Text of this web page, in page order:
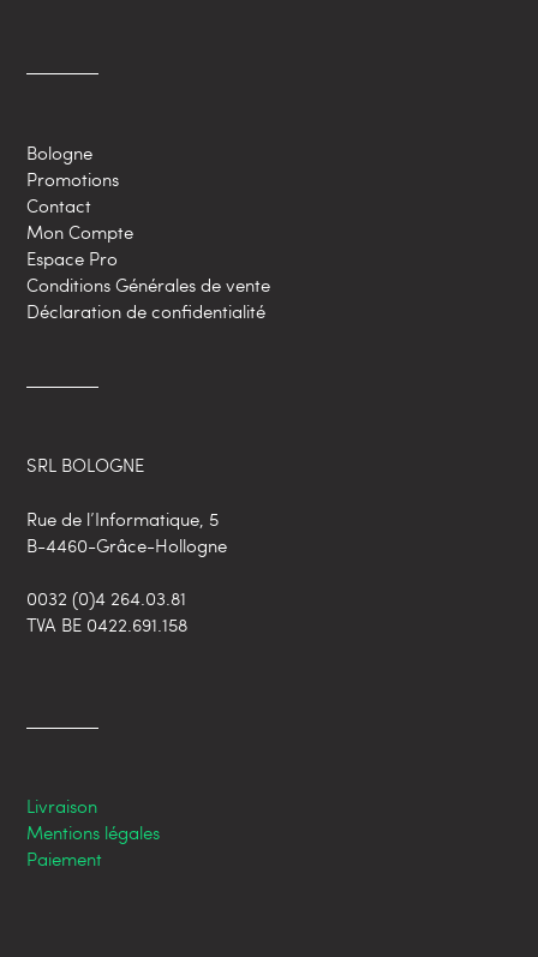
Bologne
Promotions
Contact
Mon Compte
Espace Pro
Conditions Générales de vente
Déclaration de confidentialité
SRL BOLOGNE
Rue de l’Informatique, 5
B-4460-Grâce-Hollogne
0032 (0)4 264.03.81
TVA BE 0422.691.158
Livraison
Mentions légales
Paiement